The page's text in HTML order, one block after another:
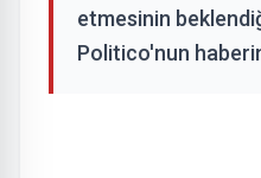
etmesinin
Politico'nun